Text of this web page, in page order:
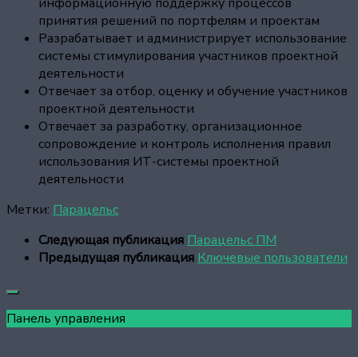
принятия решений по портфелям и проектам
Разрабатывает и администрирует использование
системы стимулирования участников проектной
деятельности
Отвечает за отбор, оценку и обучение участников
проектной деятельности
Отвечает за разработку, организационное
сопровождение и контроль исполнения правил
использования ИТ-системы проектной
деятельности
Метки: Парацельс
Следующая публикация Парацельс ПМ
Предыдущая публикация Ключевые пользователи
Панель управления